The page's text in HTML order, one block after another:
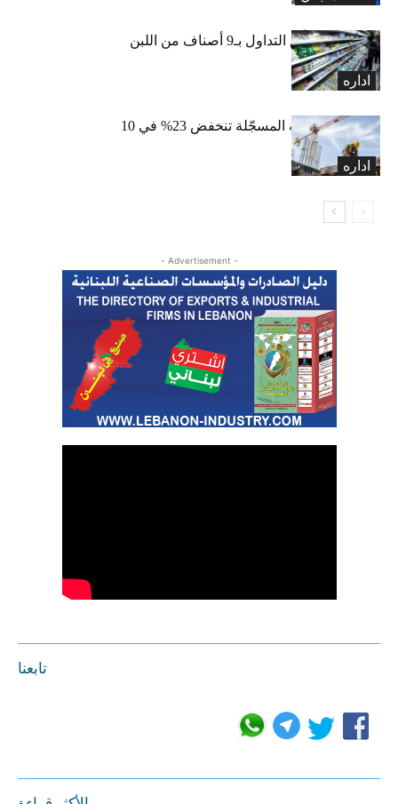
اداره
«الاقتصاد» تعلّق التداول بـ9 أصناف من اللبن
واللبنة
اداره
الرخص العقارية المسجّلة تنخفض 23% في 10
أشهر
- Advertisement -
تابعنا